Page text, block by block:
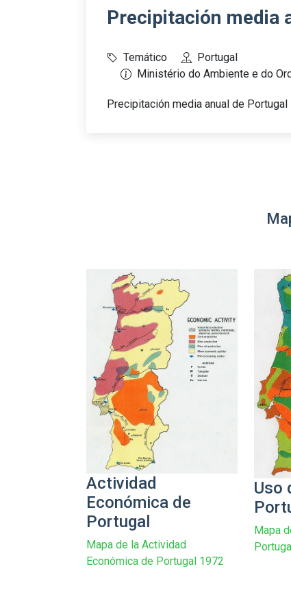
Precipitación media
Temático
Portugal
Ministério do Ambiente e do
Precipitación media anual de Portugal
Actividad
Económica de
Portugal
Mapa de la Actividad
Económica de Portugal 1972
Uso
Mapa